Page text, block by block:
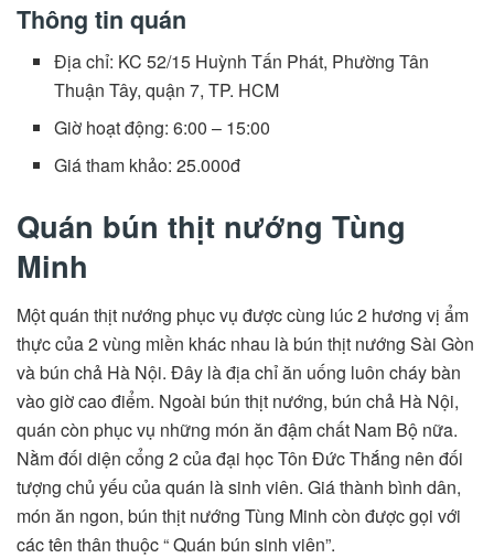
Thông tin quán
Địa chỉ: KC 52/15 Huỳnh Tấn Phát, Phường Tân
Thuận Tây, quận 7, TP. HCM
Giờ hoạt động: 6:00 – 15:00
Giá tham khảo: 25.000đ
Quán bún thịt nướng Tùng
Minh
Một quán thịt nướng phục vụ được cùng lúc 2 hương vị ẩm
thực của 2 vùng miền khác nhau là bún thịt nướng Sài Gòn
và bún chả Hà Nội. Đây là địa chỉ ăn uống luôn cháy bàn
vào giờ cao điểm. Ngoài bún thịt nướng, bún chả Hà Nội,
quán còn phục vụ những món ăn đậm chất Nam Bộ nữa.
Nằm đối diện cổng 2 của đại học Tôn Đức Thắng nên đối
tượng chủ yếu của quán là sinh viên. Giá thành bình dân,
món ăn ngon, bún thịt nướng Tùng Minh còn được gọi với
các tên thân thuộc “ Quán bún sinh viên”.